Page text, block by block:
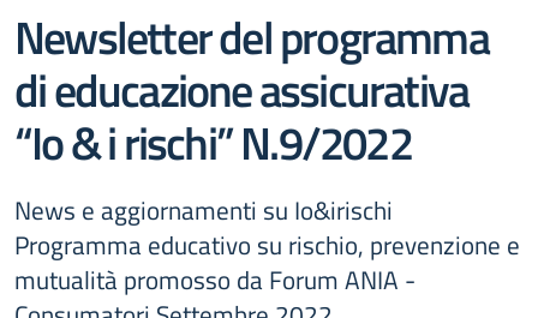
Newsletter del programma
di educazione assicurativa
“Io & i rischi” N.9/2022
News e aggiornamenti su Io&irischi
Programma educativo su rischio, prevenzione e
mutualità promosso da Forum ANIA -